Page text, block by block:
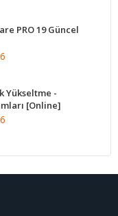
PRO 19 Güncel
Yükseltme -
[Online]